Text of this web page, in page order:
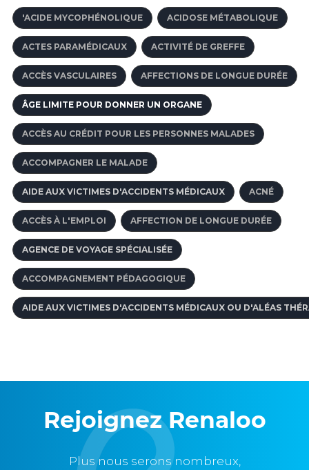
'ACIDE MYCOPHÉNOLIQUE ACIDOSE MÉTABOLIQUE
ACTES PARAMÉDICAUX ACTIVITÉ DE GREFFE
ACCÈS VASCULAIRES AFFECTIONS DE LONGUE DURÉE
ÂGE LIMITE POUR DONNER UN ORGANE
ACCÈS AU CRÉDIT POUR LES PERSONNES MALADES
ACCOMPAGNER LE MALADE
AIDE AUX VICTIMES D'ACCIDENTS MÉDICAUX ACNÉ
ACCÈS À L'EMPLOI AFFECTION DE LONGUE DURÉE
AGENCE DE VOYAGE SPÉCIALISÉE
ACCOMPAGNEMENT PÉDAGOGIQUE
AIDE AUX VICTIMES D'ACCIDENTS MÉDICAUX OU D'ALÉAS
Rejoignez Renaloo
Plus nous serons nombreux,